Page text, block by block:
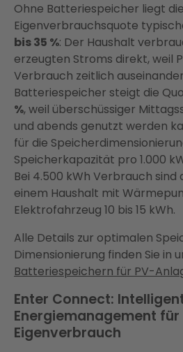
Ohne Batteriespeicher liegt die
Eigenverbrauchsquote
bis 35 %: Der Haushalt
erzeugten Stroms direkt, weil
Verbrauch zeitlich
Batteriespeicher steigt die
%, weil überschüssiger
und abends genutzt werden
für die
Speicherkapazität pro 1.000
Bei 4.500 kWh Verbrauch sind
einem Haushalt mit
Elektrofahrzeug 10 bis 15 kWh.
Alle Details zur optimalen
Dimensionierung finden Sie in
Batteriespeichern für PV-
Enter Connect:
Energiemanagement für
Eigenverbrauch